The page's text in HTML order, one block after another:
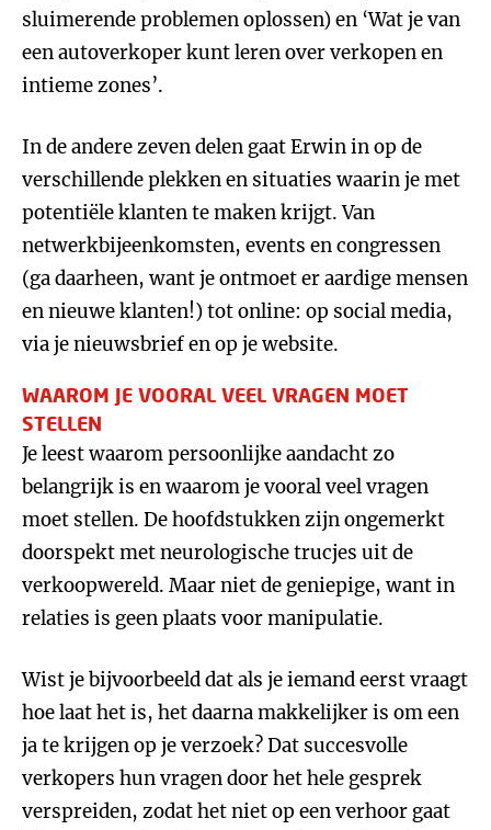
sluimerende problemen oplossen) en ‘Wat je van
een autoverkoper kunt leren over verkopen en
intieme zones’.
In de andere zeven delen gaat Erwin in op de
verschillende plekken en situaties waarin je met
potentiële klanten te maken krijgt. Van
netwerkbijeenkomsten, events en congressen
(ga daarheen, want je ontmoet er aardige mensen
en nieuwe klanten!) tot online: op social media,
via je nieuwsbrief en op je website.
WAAROM JE VOORAL VEEL VRAGEN MOET
STELLEN
Je leest waarom persoonlijke aandacht zo
belangrijk is en waarom je vooral veel vragen
moet stellen. De hoofdstukken zijn ongemerkt
doorspekt met neurologische trucjes uit de
verkoopwereld. Maar niet de geniepige, want in
relaties is geen plaats voor manipulatie.
Wist je bijvoorbeeld dat als je iemand eerst vraagt
hoe laat het is, het daarna makkelijker is om een
ja te krijgen op je verzoek? Dat succesvolle
verkopers hun vragen door het hele gesprek
verspreiden, zodat het niet op een verhoor gaat